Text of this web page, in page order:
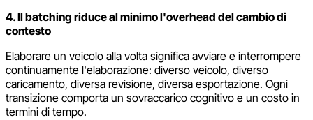
4. Il batching riduce al minimo l'overhead del cambio di
contesto
Elaborare un veicolo alla volta significa avviare e interrompere
continuamente l'elaborazione: diverso veicolo, diverso
caricamento, diversa revisione, diversa esportazione. Ogni
transizione comporta un sovraccarico cognitivo e un costo in
termini di tempo.